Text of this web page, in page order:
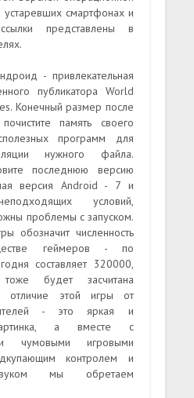
устаревших смартфонах и
представлены в
- привлекательная
публикатора World
Конечный размер после
память своего
программ для
нужного файла.
последнюю версию
версия Android - 7 и
условий,
проблемы с запуском.
обозначит численность
геймеров - по
составляет 320000,
будет засчитана
отличие этой игры от
- это яркая и
а вместе с
чумовыми игровыми
контролем и
мы обретаем